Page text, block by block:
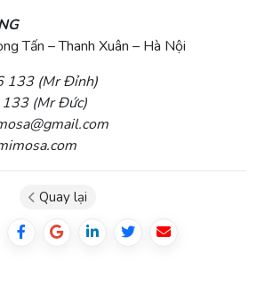
Tấn – Thanh Xuân – Hà Nội
133 (Mr Đỉnh)
(Mr Đức)
Quay lại